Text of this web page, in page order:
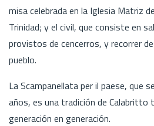
misa celebrada en la Iglesia Matriz
Trinidad; y el civil, que consiste en
provistos de cencerros, y recorrer
pueblo.
La Scampanellata per il paese, que
años, es una tradición de Calabritto
generación en generación.